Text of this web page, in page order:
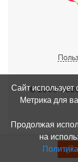
© 2000-
Сайт
Метрика для
Продолжая
на